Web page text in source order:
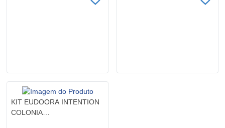
KIT EUDOORA INTENTION
COLONIA